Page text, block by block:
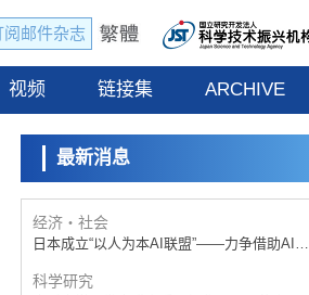
视频 链接集 ARCHIVE
阅邮件杂志
最新消息
政策
日本科研费增设国际共同研究强化新类别，
促进青年研究人员赴海外开展研究
用于量子计算机
科学研究
开发出300亿年仅误差1秒的光晶格钟，构建
网络将其打造为下一代社会基础设施
经济・社会
日本成立“以人为本AI联盟”——力争借助AI拓
科学研究